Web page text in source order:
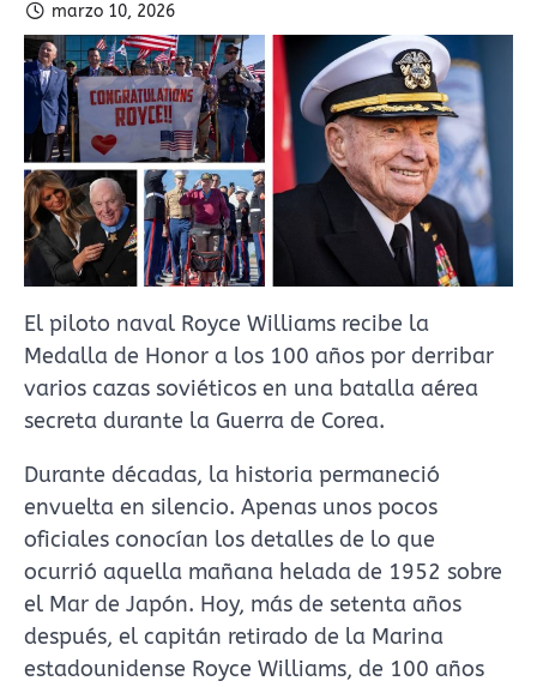
marzo 10, 2026
El piloto naval Royce Williams recibe la
Medalla de Honor a los 100 años por derribar
varios cazas soviéticos en una batalla aérea
secreta durante la Guerra de Corea.
Durante décadas, la historia permaneció
envuelta en silencio. Apenas unos pocos
oficiales conocían los detalles de lo que
ocurrió aquella mañana helada de 1952 sobre
el Mar de Japón. Hoy, más de setenta años
después, el capitán retirado de la Marina
estadounidense Royce Williams, de 100 años